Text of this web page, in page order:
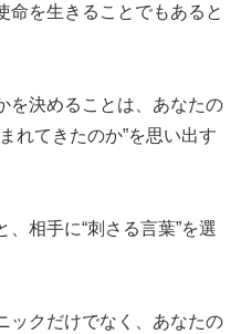
命を生きることでもあると
を決めることは、あなたの
れてきたのか”を思い出す
相手に“刺さる言葉”を選
ックだけでなく、あなたの